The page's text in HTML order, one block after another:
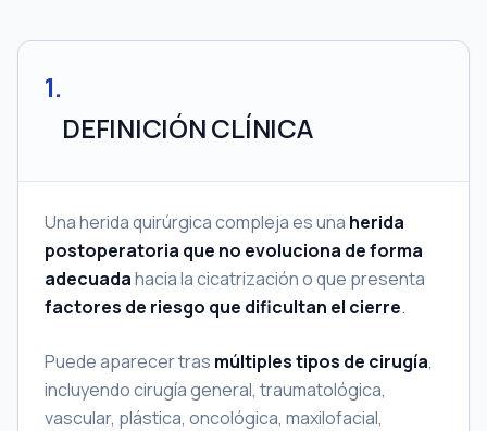
1.
DEFINICIÓN CLÍNICA
Una herida quirúrgica compleja es una herida
postoperatoria que no evoluciona de forma
adecuadahacia la cicatrización o que presenta
factores de riesgo que dificultan el cierre.
Puede aparecer tras múltiples tipos de cirugía,
incluyendo cirugía general, traumatológica,
vascular, plástica, oncológica, maxilofacial,